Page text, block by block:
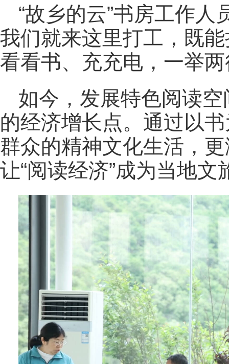
“故乡的云”书房工作人
我们就来这里打工，既
看看书、充充电，一举两
如今，发展特色阅读
的经济增长点。通过以
群众的精神文化生活，
让“阅读经济”成为当地